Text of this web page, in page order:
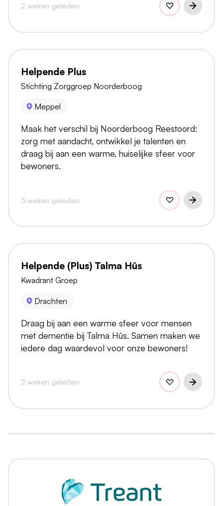
2 weken geleden
Helpende Plus
Stichting Zorggroep Noorderboog
Meppel
Maak het verschil bij Noorderboog Reestoord:
zorg met aandacht, ontwikkel je talenten en
draag bij aan een warme, huiselijke sfeer voor
bewoners.
3 weken geleden
Helpende (Plus) Talma Hûs
Kwadrant Groep
Drachten
Draag bij aan een warme sfeer voor mensen
met dementie bij Talma Hûs. Samen maken we
iedere dag waardevol voor onze bewoners!
2 weken geleden